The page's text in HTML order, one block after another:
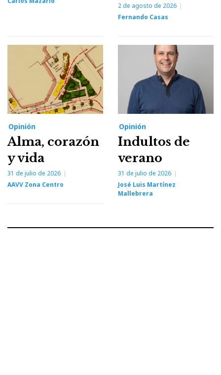
2 de agosto de 2026
Fernando Casas
Opinión
Alma, corazón
y vida
31 de julio de 2026
AAVV Zona Centro
Opinión
Indultos de
verano
31 de julio de 2026
José Luis Martínez
Mallebrera